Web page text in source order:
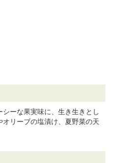
ーな果実味に、生き生きとし
リーブの塩漬け、夏野菜の天